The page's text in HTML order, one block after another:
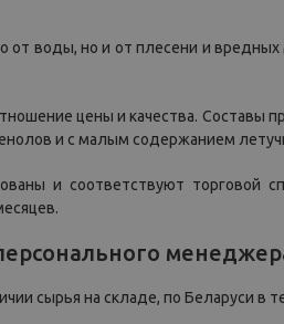
воды, но и от плесени и
цены и качества. Составы
и с малым содержанием
и соответствуют торговой
сырья на складе, по Беларуси в